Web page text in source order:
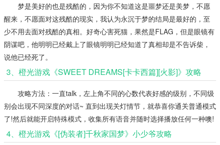
梦是美好的也是残酷的，因为你不知道这是噩梦还是美梦，不愿
醒来，不愿面对这残酷的现实，我认为永沉于梦的结局是最好的，至
少不用去面对残酷的真相。好奇心害死猫，果然是FLAG，但是眼镜有
阴谋吧，他明明已经戴上了眼镜明明已经知道了真相却是不告诉柴，
说他已经死了。
3、橙光游戏《SWEET DREAMS[卡卡西篇][火影]》攻略
攻略方法：一直talk，左上角不同的心数代表好感的级别，不同级
别会出现不同深度的对话~ 直到出现关灯情节，就恭喜你通关普通模式
了!然后就能开启特殊模式，收集所有语音并随时选择播放任何一种噢!
4、橙光游戏《[伪装者]千秋家国梦》小少爷攻略